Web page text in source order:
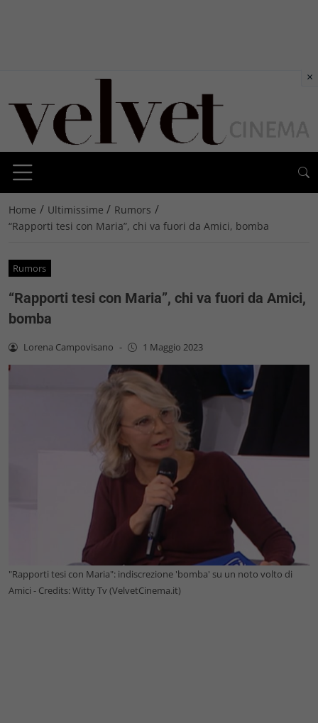
Home / Ultimissime / Rumors /
“Rapporti tesi con Maria”, chi va fuori da Amici, bomba
Rumors
“Rapporti tesi con Maria”, chi va fuori da Amici,
bomba
Lorena Campovisano - 1 Maggio 2023
"Rapporti tesi con Maria": indiscrezione 'bomba' su un noto volto di
Amici - Credits: Witty Tv (VelvetCinema.it)
×